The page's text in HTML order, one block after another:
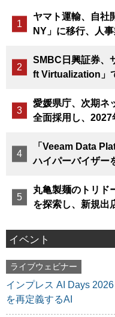
ヤマト運輸、自社
NY」に移行、人
SMBC日興証券、
ft Virtualization」
愛媛県庁、次期ネ
全面採用し、2027
「Veeam Data
ハイパーバイザー
丸亀製麺のトリド
を探索し、新規出
イベント
ライブウェビナー
インプレス AI Days
を再定義するAI